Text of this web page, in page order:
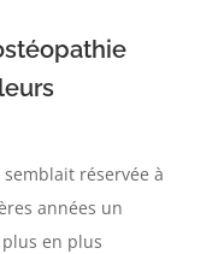
réservée à
années un
en plus